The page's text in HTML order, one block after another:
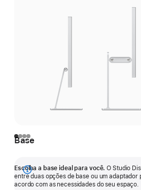
Base
Escolha a base ideal para você. O Studio
entre duas opções de base ou um adaptador
acordo com as necessidades do seu espaço.
Mostrar